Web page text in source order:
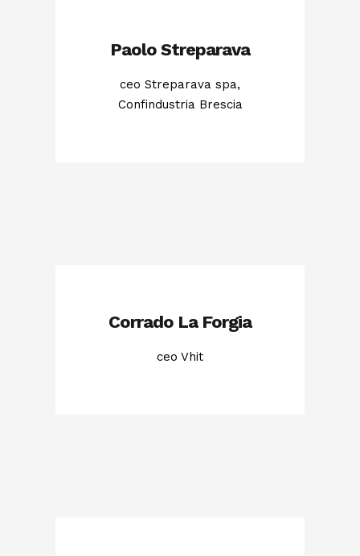
Paolo Streparava
ceo Streparava spa,
Confindustria Brescia
Corrado La Forgia
ceo Vhit